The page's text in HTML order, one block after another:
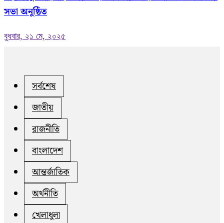
সভা অনুষ্ঠিত
বুধবার, ২১ মে, ২০২৫
সর্বশেষ
জাতীয়
রাজনীতি
বাংলাদেশ
আন্তর্জাতিক
অর্থনীতি
খেলাধুলা